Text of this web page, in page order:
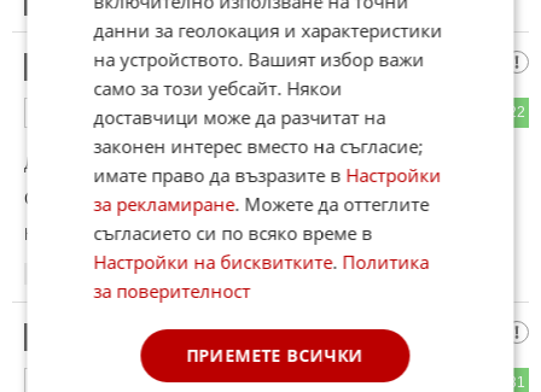
Умрел руснак
22
До коментар от "Евгени от Алфапласт":
Слава на ДАРА!!!
Коментиран от#54
17.05.2026
Многоходовото
31
данни за геолокация и характеристики
на устройството. Вашият избор важи
само за този уебсайт. Някои
доставчици може да разчитат на
законен интерес вместо на съгласие;
имате право да възразите в Настройки
за рекламиране. Можете да оттеглите
съгласието си по всяко време в
Настройки на бисквитките. Политика
за поверителност
ПРИЕМЕТЕ ВСИЧКИ